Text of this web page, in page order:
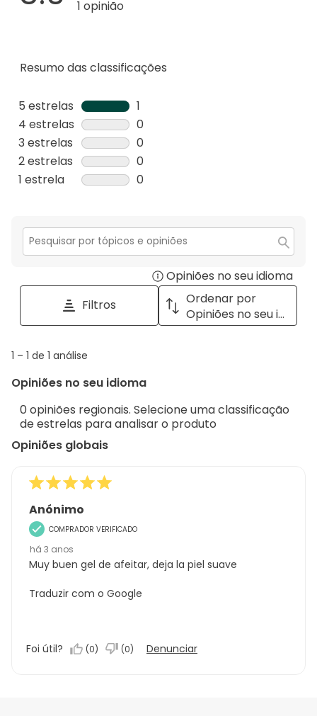
Resumo das classificações
5 estrelas estrelas
1
1
análise
com
5
4 estrelas estrelas
0
0
análise
com
3 estrelas estrelas
0
0
análise
estrelas.
2 estrelas estrelas
0
0
2
estrelas.
1 estrela estrelas
0
com
1
1 opinião
Secção
Opiniões no seu idioma
a
with
Filtros
Ordenar por
Opiniões no seu idioma
1
1
análise
1 – 1 de 1 análise
Opiniões no seu idioma
0 opiniões regionais. Selecione uma classificação
de estrelas para analisar o produto
Opiniões globais
Anónimo
COMPRADOR VERIFICADO
há 3 anos
Muy buen gel de afeitar, deja la piel suave
Traduzir com o Google
Foi útil? (0) (0) Denunciar